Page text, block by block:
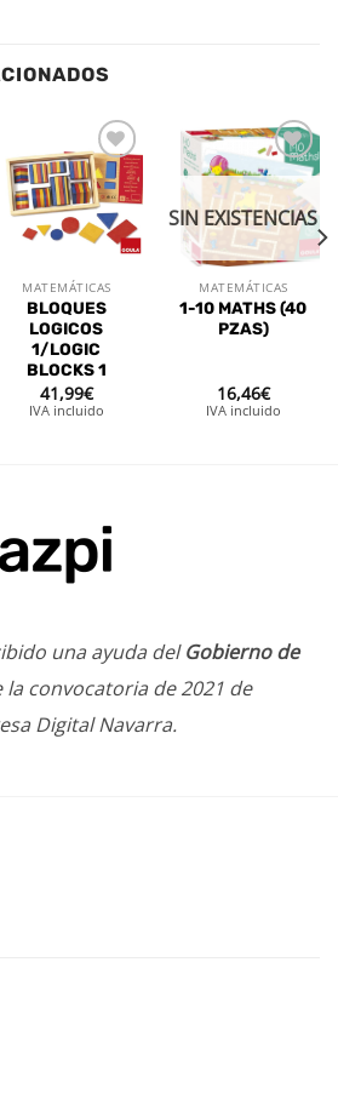
Añadir
a la
lista de
deseos
MATEMÁTICAS
BLOQUES
LOGICOS
1/LOGIC
BLOCKS 1
41,99€
IVA incluido
Añadir
a la
lista de
deseos
SIN EXISTENCIAS
MATEMÁTICAS
1-10 MATHS (40
PZAS)
16,46€
IVA incluido
una ayuda delGobierno de
convocatoria de 2021 de
Digital Navarra.